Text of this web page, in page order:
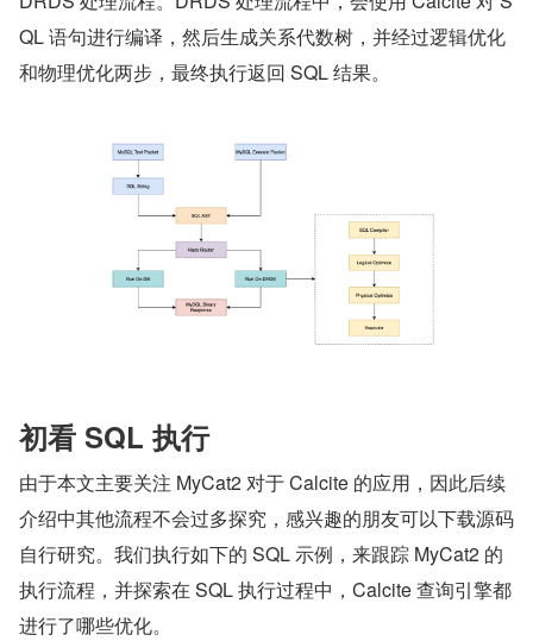
QL 语句进行编译，然后生成关系代数树，并经过逻辑优化
和物理优化两步，最终执行返回 SQL 结果。
初看 SQL 执行
由于本文主要关注 MyCat2 对于 Calcite 的应用，因此后续
介绍中其他流程不会过多探究，感兴趣的朋友可以下载源码
自行研究。我们执行如下的 SQL 示例，来跟踪 MyCat2 的
执行流程，并探索在 SQL 执行过程中，Calcite 查询引擎都
进行了哪些优化。